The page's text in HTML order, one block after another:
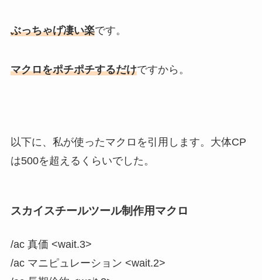
ぶっちゃげ凄い楽です。
マクロをポチポチするだけですから。
以下に、私が使ったマクロを引用します。大体CP
は500を超えるくらいでした。
スカイスチールツール制作用マクロ
/ac 真価 <wait.3>
/ac マニピュレーション <wait.2>